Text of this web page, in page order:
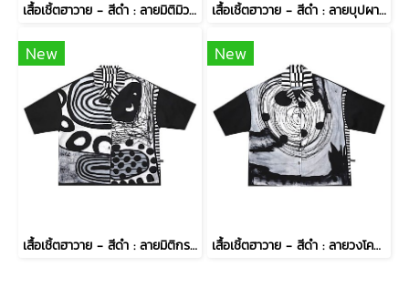
เสื้อเชิ้ตฮาวาย - สีดำ : ลายมิติมิวส์สบตากับปทุมมาคราม เสื้อเชิ้ตฮาวาย - สีดำ : ลายบุปผารัตติกาล
New
เสื้อเชิ้ตฮาวาย - สีดำ : ลายมิติกราฟิกรัตติกาล
New
เสื้อเชิ้ตฮาวาย - สีดำ : ลายวงโคจรรัตติกาล